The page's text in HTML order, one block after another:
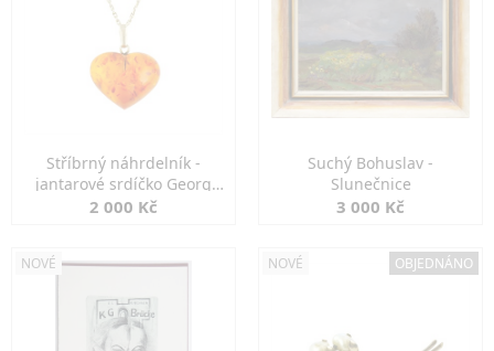
Stříbrný náhrdelník -
jantarové srdíčko Georg
Kramer
2 000 Kč
Suchý Bohuslav -
Slunečnice
3 000 Kč
NOVÉ NOVÉ OBJEDNÁNO